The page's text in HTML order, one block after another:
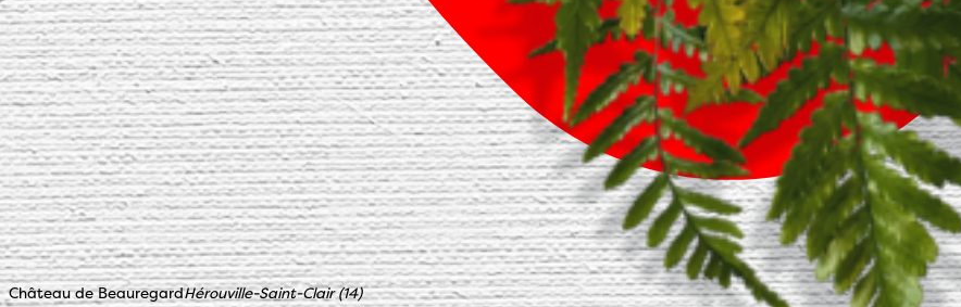
Château de BeauregardHérouville-Saint-Clair (14)